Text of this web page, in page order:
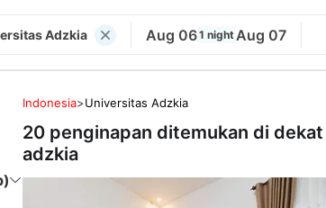
Adzkia Aug 061 night Aug 07
Indonesia>Universitas Adzkia
20 penginapan ditemukan di dekat
adzkia